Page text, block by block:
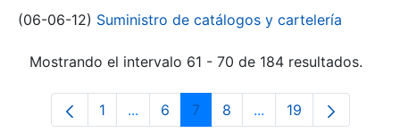
(06-06-12) Suministro de catálogos y cartelería
Mostrando el intervalo 61 - 70 de 184 resultados.
Página
1 ...Páginas intermedias Use TAB para
Página
6 Página
7 Página
8 ...Páginas intermedias
Página
19